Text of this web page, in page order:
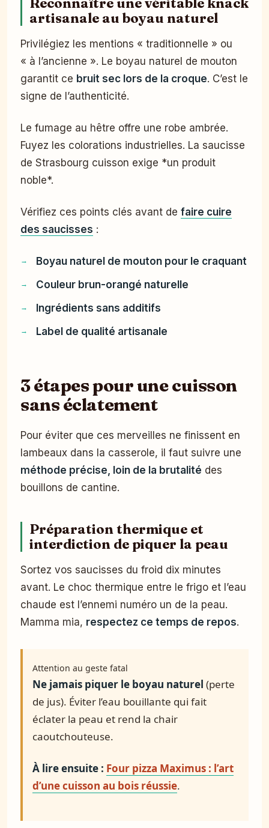
Reconnaître une véritable knack
artisanale au boyau naturel
Privilégiez les mentions « traditionnelle » ou
« à l’ancienne ». Le boyau naturel de mouton
garantit ce bruit sec lors de la croque. C’est le
signe de l’authenticité.
Le fumage au hêtre offre une robe ambrée.
Fuyez les colorations industrielles. La saucisse
de Strasbourg cuisson exige *un produit
noble*.
Vérifiez ces points clés avant de faire cuire
des saucisses :
Boyau naturel de mouton pour le craquant
Couleur brun-orangé naturelle
Ingrédients sans additifs
Label de qualité artisanale
3 étapes pour une cuisson
sans éclatement
Pour éviter que ces merveilles ne finissent en
lambeaux dans la casserole, il faut suivre une
méthode précise, loin de la brutalité des
bouillons de cantine.
Préparation thermique et
interdiction de piquer la peau
Sortez vos saucisses du froid dix minutes
avant. Le choc thermique entre le frigo et l’eau
chaude est l’ennemi numéro un de la peau.
Mamma mia, respectez ce temps de repos.
Attention au geste fatal
Ne jamais piquer le boyau naturel (perte
de jus). Éviter l’eau bouillante qui fait
éclater la peau et rend la chair
caoutchouteuse.
À lire ensuite : Four pizza Maximus : l’art
d’une cuisson au bois réussie.